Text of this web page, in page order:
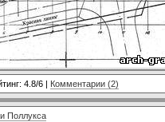
4.8/6 | Комментарии (2)
Поллукса